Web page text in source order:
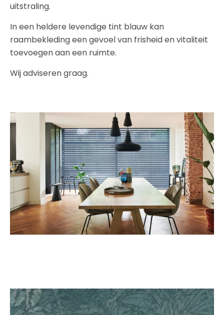
uitstraling.
In een heldere levendige tint blauw kan
raambekleding een gevoel van frisheid en vitaliteit
toevoegen aan een ruimte.
Wij adviseren graag.